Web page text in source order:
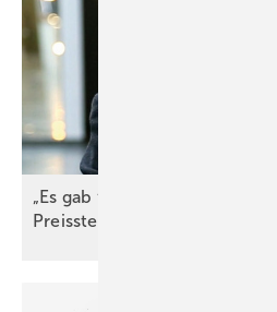
„Es gab flächen­deckend starke
Preis­steigerungen“